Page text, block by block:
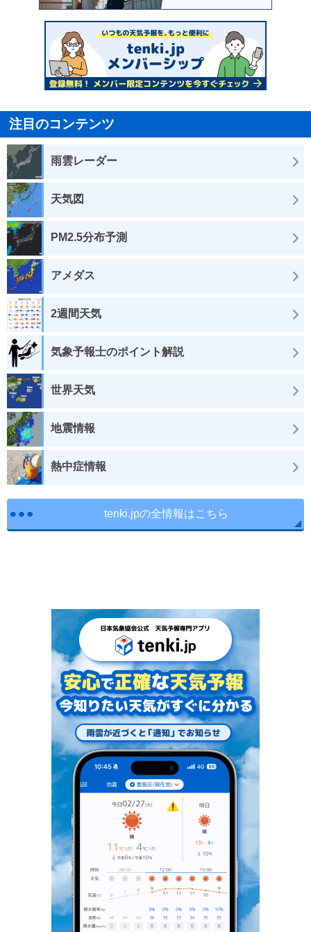
注目のコンテンツ
雨雲レーダー
天気図
PM2.5分布予測
アメダス
2週間天気
気象予報士のポイント解説
世界天気
地震情報
熱中症情報
tenki.jpの全情報はこちら